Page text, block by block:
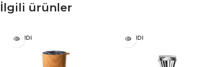
İlgili ürünler
TÜKENDI TÜKENDI